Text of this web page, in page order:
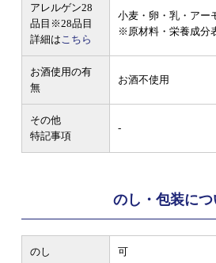
アレルゲン28
品目 ※28品目
詳細は こちら
小麦・卵・乳・アー
※原材料・栄養成分
お酒使用の有
無
お酒不使用
その他
特記事項
-
のし・包装につ
のし 可